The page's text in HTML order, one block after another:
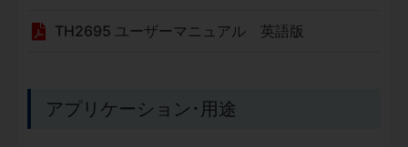
TH2695 ユーザーマニュアル 英語版
アプリケーション･用途